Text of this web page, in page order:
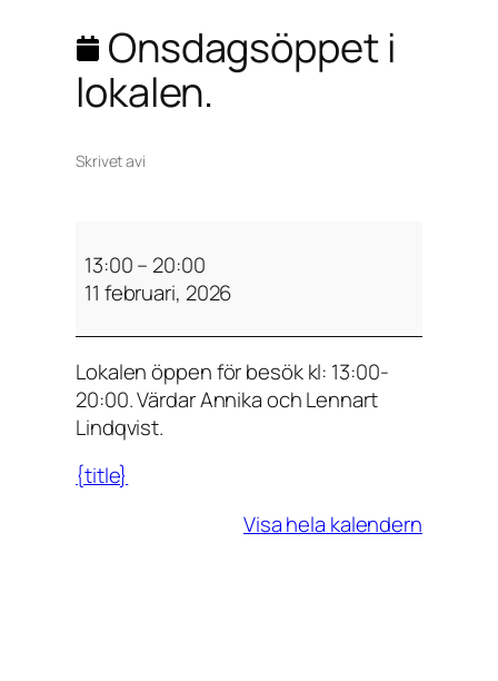
Onsdagsöppet i
lokalen.
Skrivet avi
n
a
g
s
ö
p
13:00– 20:00
11 februari, 2026
Lokalen öppen för besök kl: 13:00-
20:00. Värdar Annika och Lennart
Lindqvist.
{title}
Visa hela kalendern